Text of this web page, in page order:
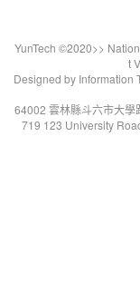
YunTech ©2020>>
t
Designed by Information
64002 雲林縣斗六市大
719 123 University